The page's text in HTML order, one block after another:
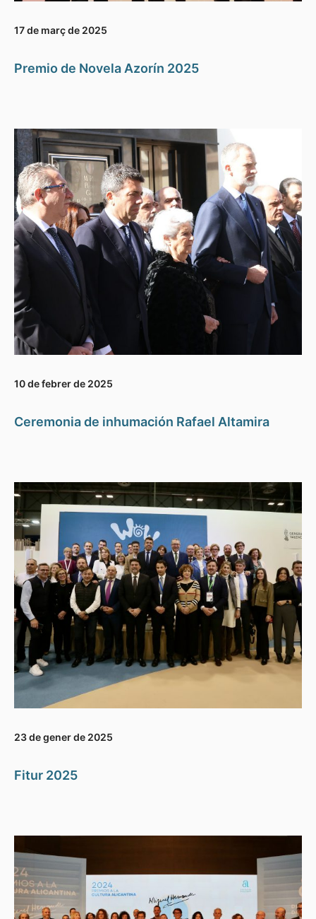
17 de març de 2025
Premio de Novela Azorín 2025
10 de febrer de 2025
Ceremonia de inhumación Rafael Altamira
23 de gener de 2025
Fitur 2025